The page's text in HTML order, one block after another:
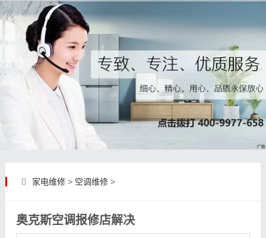
家电维修> 空调维修>
奥克斯空调报修店解决